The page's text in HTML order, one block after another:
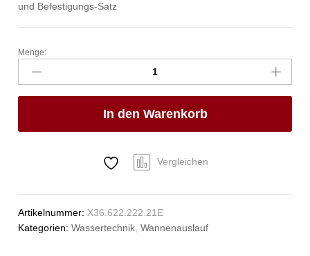
und Befestigungs-Satz
pro
Wannen-
Rohreinlauf
1/2"
Menge:
In den Warenkorb
Vergleichen
Artikelnummer:X36.622.222.21E
Kategorien:Wassertechnik,Wannenauslauf